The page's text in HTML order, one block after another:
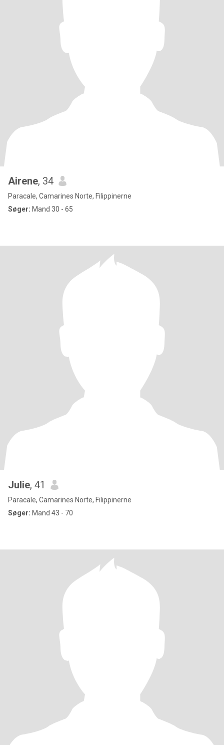
Airene, 34
Paracale, Camarines Norte, Filippinerne
Søger: Mand 30 - 65
Julie, 41
Paracale, Camarines Norte, Filippinerne
Søger: Mand 43 - 70